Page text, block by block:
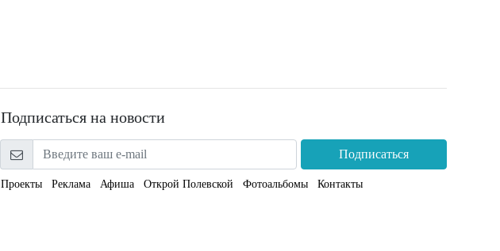
Подписаться на новости
Подписаться
Проекты Реклама Афиша Открой Полевской Фотоальбомы Контакты